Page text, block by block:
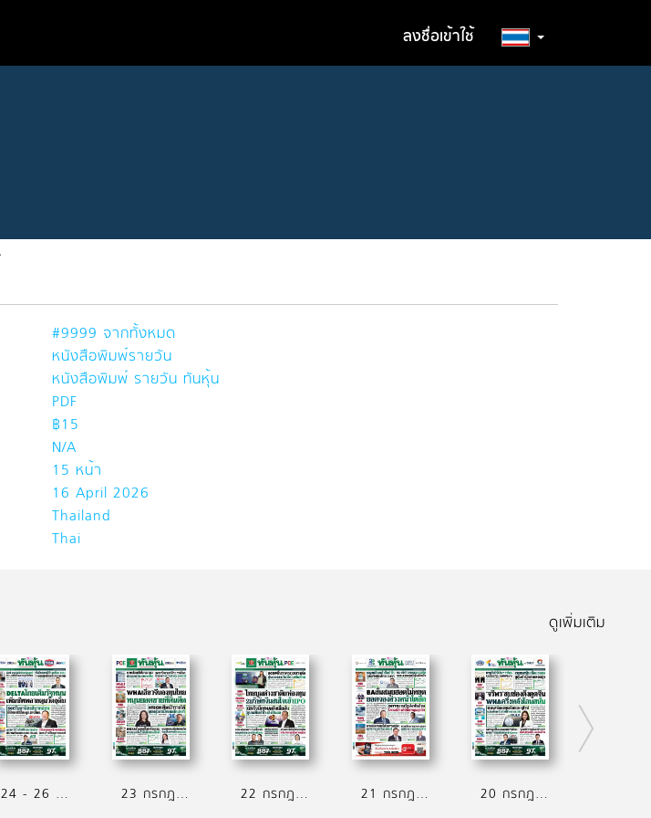
ลงชื่อเข้าใช้
#9999 จากทั้งหมด
หนังสือพิมพ์รายวัน
หนังสือพิมพ์ รายวัน ทันหุ้น
PDF
฿15
N/A
15 หน้า
16 April 2026
Thailand
Thai
ดูเพิ่มเติม
24 - 26 กรกฎาคม 2569 23 กรกฎาคม 2569 22 กรกฎาคม 2569 21 กรกฎาคม 2569 20 กรกฎาคม 2569